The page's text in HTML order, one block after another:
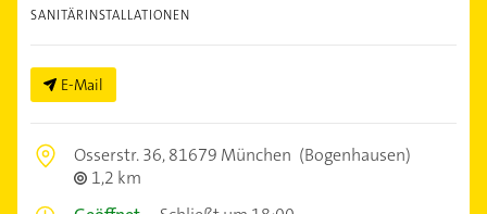
SANITÄRINSTALLATIONEN
E-Mail
Osserstr. 36,81679 München (Bogenhausen)
1,2 km